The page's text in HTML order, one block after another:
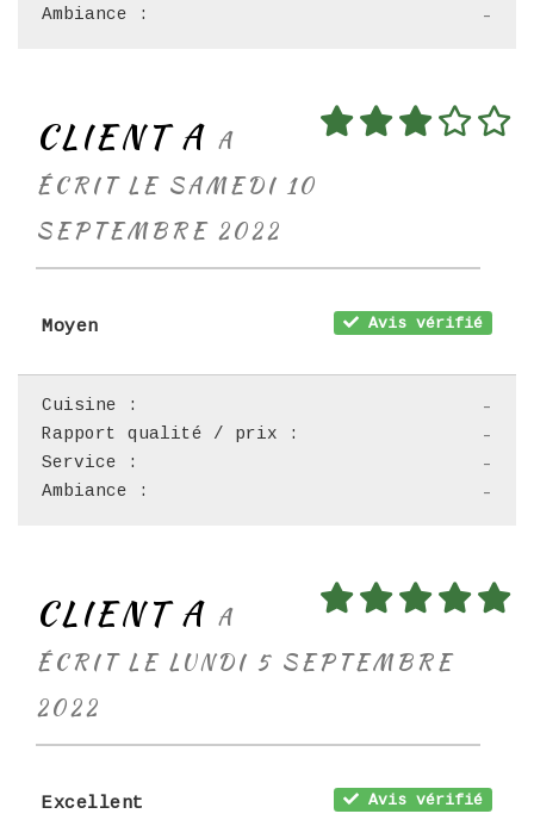
-
Ambiance :
CLIENT A A
ÉCRIT LE SAMEDI 10
SEPTEMBRE 2022
Avis vérifié
Moyen
-
Cuisine :
-
Rapport qualité / prix :
-
Service :
-
Ambiance :
CLIENT A A
ÉCRIT LE LUNDI 5 SEPTEMBRE
2022
Avis vérifié
Excellent